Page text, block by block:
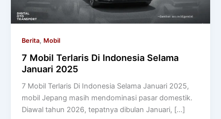
Berita, Mobil
7 Mobil Terlaris Di Indonesia Selama
Januari 2025
7 Mobil Terlaris Di Indonesia Selama Januari 2025,
mobil Jepang masih mendominasi pasar domestik.
Diawal tahun 2026, tepatnya dibulan Januari, […]